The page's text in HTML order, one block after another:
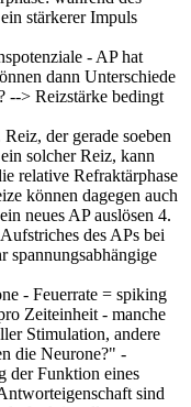
stärkerer Impuls
- AP hat
dann Unterschiede
--> Reizstärke bedingt
Reiz, der gerade soeben
solcher Reiz, kann
relative Refraktärphase
können dagegen auch
neues AP auslösen 4.
des APs bei
spannungsabhängige
- Feuerrate = spiking
Zeiteinheit - manche
Stimulation, andere
die Neurone?" -
der Funktion eines
sind